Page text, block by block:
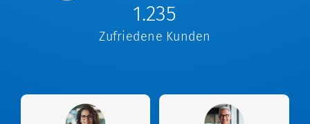
1.235
Zufriedene Kunden